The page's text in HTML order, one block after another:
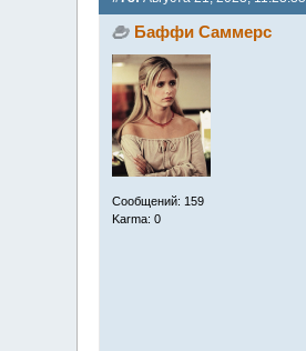
Баффи Саммерс
Сообщений: 159
Karma: 0